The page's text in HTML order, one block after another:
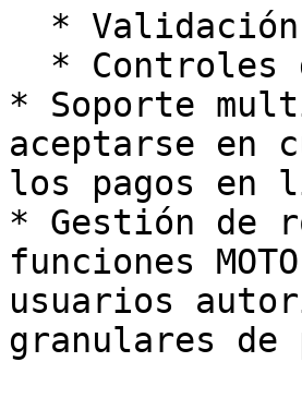
* Soporte
aceptarse en
los pagos en
* Gestión de
funciones
usuarios
granulares de